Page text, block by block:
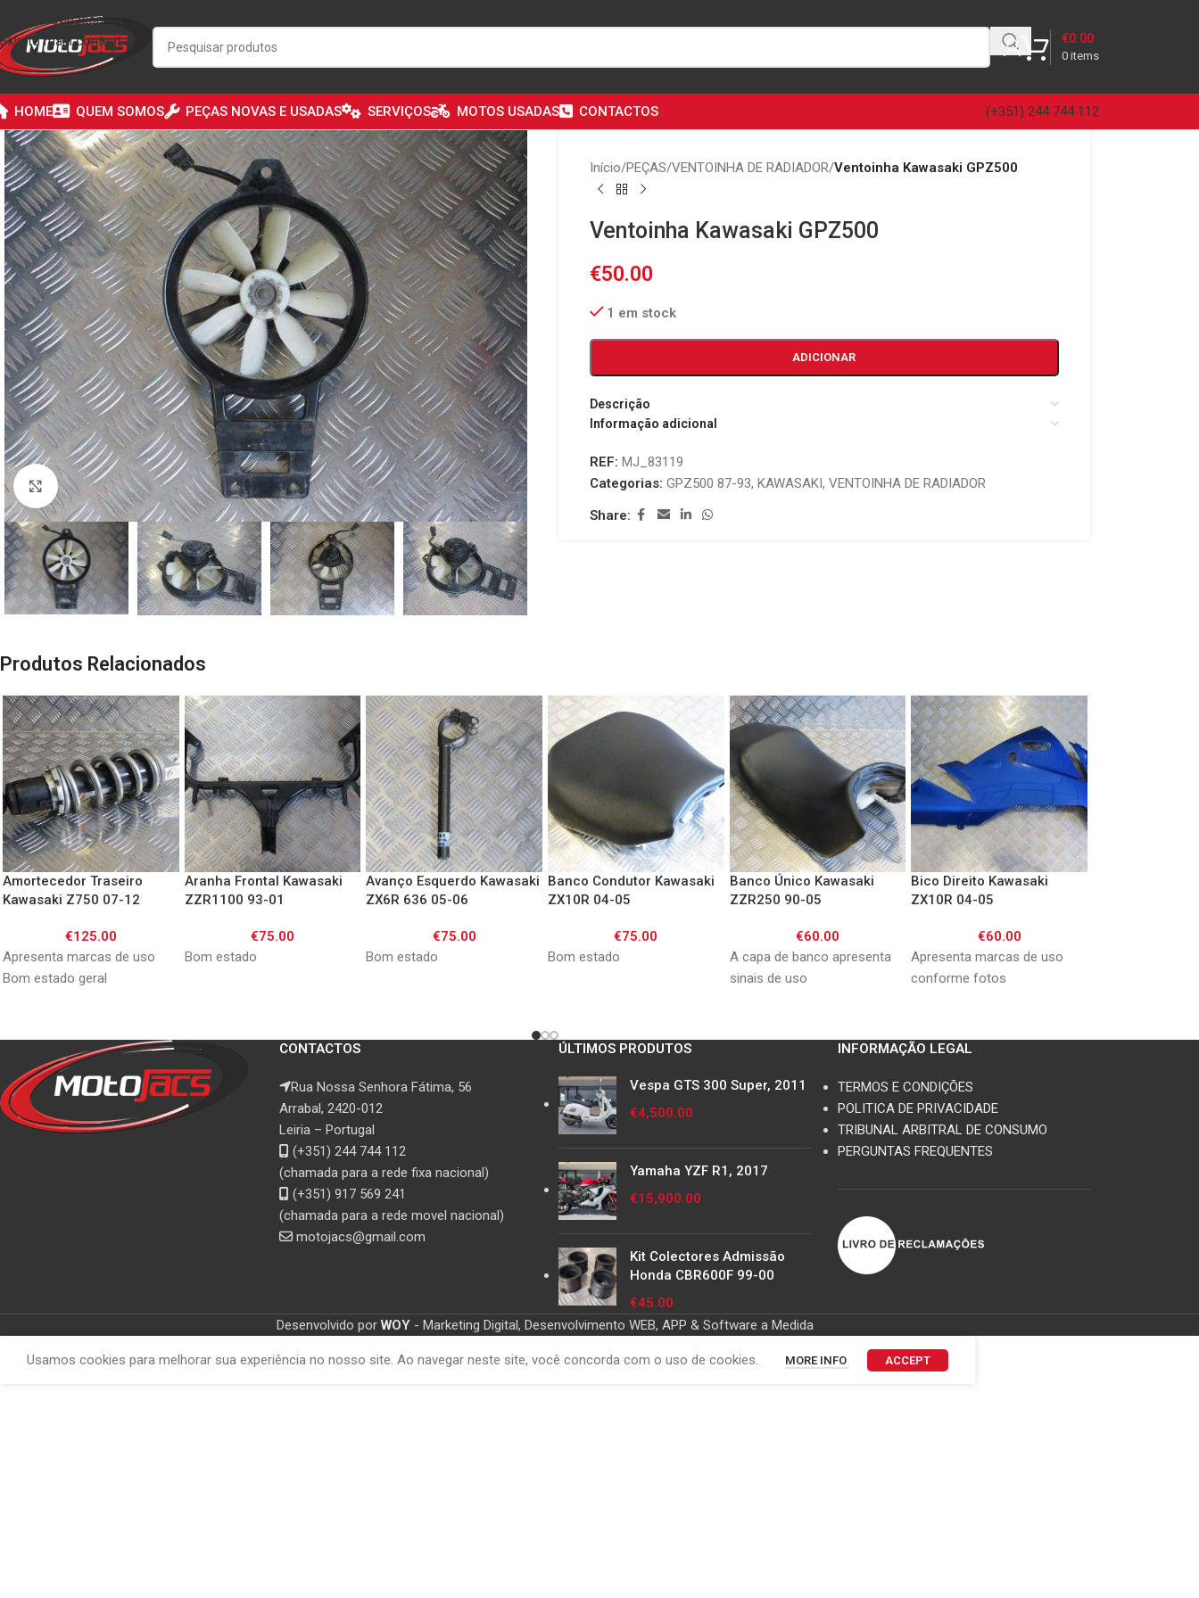
Skip to navigation
Skip to main content
0 items
€0.00
HOME QUEM SOMOS PEÇAS NOVAS E USADAS SERVIÇOS MOTOS USADAS CONTACTOS (+351) 244 744 112
Click to enlarge
Início/PEÇAS/VENTOINHA DE RADIADOR/Ventoinha Kawasaki GPZ500
Ventoinha Kawasaki GPZ500
€50.00
1 em stock
ADICIONAR
Descrição
Informação adicional
REF: MJ_83119
Categorias: GPZ500 87-93, KAWASAKI, VENTOINHA DE RADIADOR
Share:
Produtos Relacionados
Amortecedor Traseiro
Kawasaki Z750 07-12
€125.00
Apresenta marcas de uso
Bom estado geral
Aranha Frontal Kawasaki
ZZR1100 93-01
€75.00
Bom estado
Avanço Esquerdo Kawasaki
ZX6R 636 05-06
€75.00
Bom estado
Banco Condutor Kawasaki
ZX10R 04-05
€75.00
Bom estado
Banco Único Kawasaki
ZZR250 90-05
€60.00
A capa de banco apresenta
sinais de uso
Bico Direito Kawasaki
ZX10R 04-05
€60.00
Apresenta marcas de uso
conforme fotos
CONTACTOS
Rua Nossa Senhora Fátima, 56
Arrabal, 2420-012
Leiria – Portugal
(+351) 244 744 112
(chamada para a rede fixa nacional)
(+351) 917 569 241
(chamada para a rede movel nacional)
motojacs@gmail.com
ÚLTIMOS PRODUTOS
Vespa GTS 300 Super, 2011
€4,500.00
Yamaha YZF R1, 2017
€15,900.00
Kit Colectores Admissão
Honda CBR600F 99-00
€45.00
INFORMAÇÃO LEGAL
TERMOS E CONDIÇÕES
POLITICA DE PRIVACIDADE
TRIBUNAL ARBITRAL DE CONSUMO
PERGUNTAS FREQUENTES
Desenvolvido por WOY - Marketing Digital, Desenvolvimento WEB, APP & Software a Medida
Usamos cookies para melhorar sua experiência no nosso site. Ao navegar neste site, você concorda com o uso de cookies. MORE INFO ACCEPT